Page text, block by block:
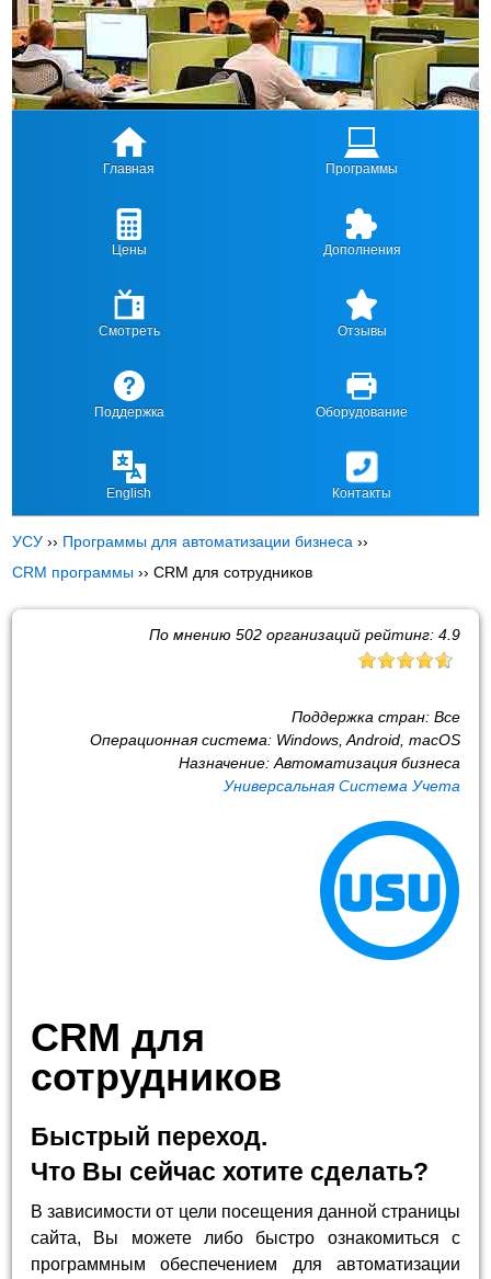
Главная Программы
Цены Дополнения
Смотреть Отзывы
Поддержка Оборудование
English Контакты
УСУ ›› Программы для автоматизации бизнеса ››
CRM программы ››CRM для сотрудников
По мнению 502организаций рейтинг: 4.9
Поддержка стран: Все
Операционная система: Windows, Android, macOS
Назначение: Автоматизация бизнеса
Универсальная Система Учета
CRM для
сотрудников
Быстрый переход.
Что Вы сейчас хотите сделать?
В зависимости от цели посещения данной страницы
сайта, Вы можете либо быстро ознакомиться с
программным обеспечением для автоматизации